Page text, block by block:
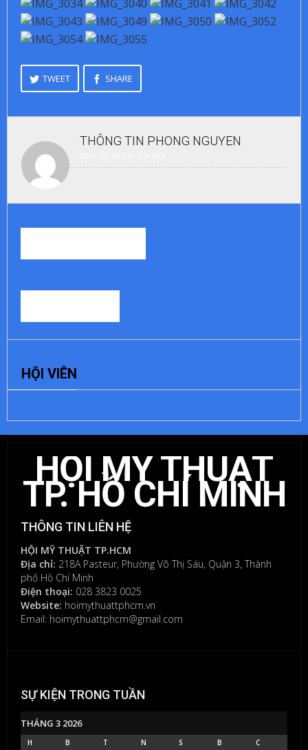
TWEET SHARE
THÔNG TIN PHONG NGUYEN
ĐỂ
LẠI
MỘT
LUẬN
Bạn
phải
đăng
để
gửi
bình
luận.
HỘI VIÊN
HỘI MỸ THUẬT
TP. HỒ CHÍ MINH
THÔNG TIN LIÊN HỆ
HỘI MỸ THUẬT TP.HCM
Địa chỉ: 218A Pasteur, Phường Võ Thị Sáu, Quận 3, Thành
phố Hồ Chí Minh
Điện thoại: 028 3823 0025
Website: hoimythuattphcm.vn
Email: hoimythuattphcm@gmail.com
SỰ KIỆN TRONG TUẦN
THÁNG 3 2026
H B T N S B C